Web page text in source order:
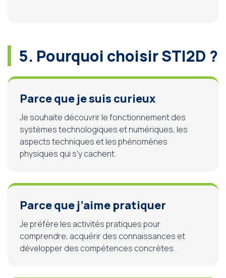
5. Pourquoi choisir STI2D ?
Parce que je suis curieux
Je souhaite découvrir le fonctionnement des
systèmes technologiques et numériques, les
aspects techniques et les phénomènes
physiques qui s’y cachent.
Parce que j’aime pratiquer
Je préfère les activités pratiques pour
comprendre, acquérir des connaissances et
développer des compétences concrètes.